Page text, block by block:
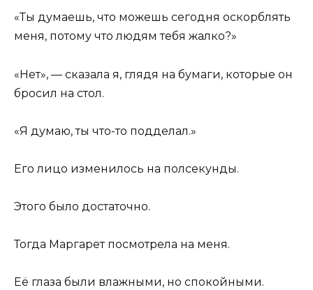
«Ты думаешь, что можешь сегодня оскорблять
меня, потому что людям тебя жалко?»
«Нет», — сказала я, глядя на бумаги, которые он
бросил на стол.
«Я думаю, ты что-то подделал.»
Его лицо изменилось на полсекунды.
Этого было достаточно.
Тогда Маргарет посмотрела на меня.
Её глаза были влажными, но спокойными.